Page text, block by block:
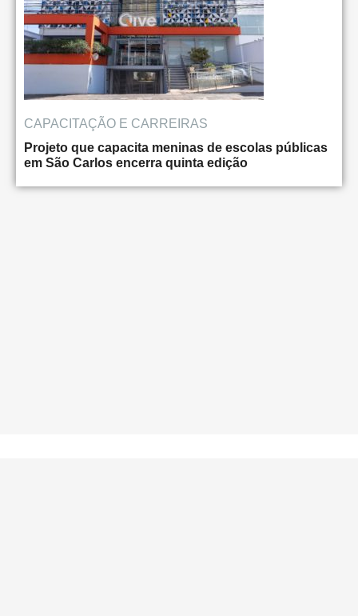
CAPACITAÇÃO E CARREIRAS
Projeto que capacita meninas de escolas públicas
em São Carlos encerra quinta edição